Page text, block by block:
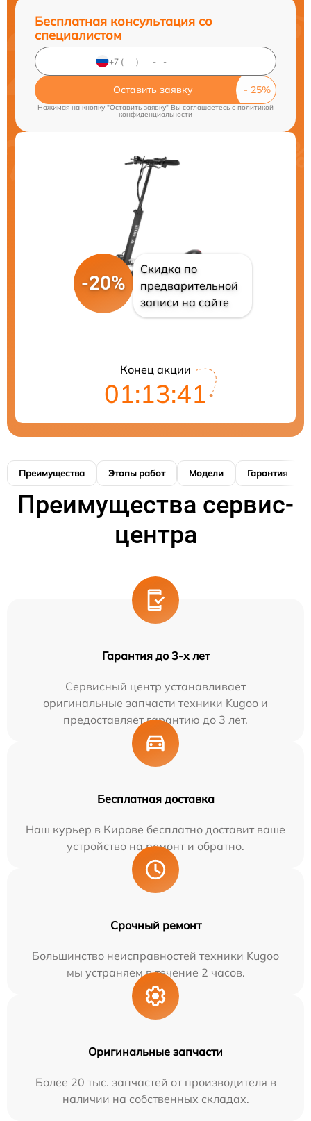
Бесплатная консультация со
специалистом
Оставить заявку
Нажимая на кнопку "Оставить заявку" Вы соглашаетесь cполитикой
конфиденциальности
-20%
Скидка по
предварительной
записи на сайте
Конец акции
01:13:41
Преимущества Этапы работ Модели Гарантия
Преимущества сервис-
центра
Гарантия до 3-х лет
Сервисный центр устанавливает
оригинальные запчасти техники Kugoo и
предоставляет гарантию до 3 лет.
Бесплатная доставка
Наш курьер в Кирове бесплатно доставит ваше
устройство на ремонт и обратно.
Срочный ремонт
Большинство неисправностей техники Kugoo
мы устраняем в течение 2 часов.
Оригинальные запчасти
Более 20 тыс. запчастей от производителя в
наличии на собственных складах.